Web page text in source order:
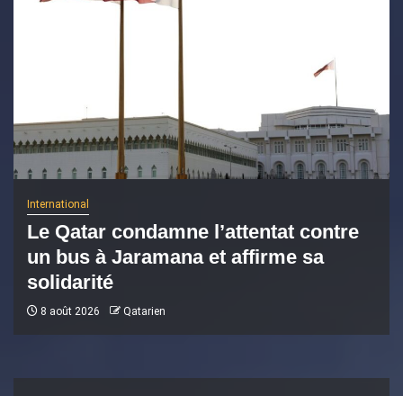
International
Le Qatar condamne l’attentat contre
un bus à Jaramana et affirme sa
solidarité
8 août 2026 Qatarien